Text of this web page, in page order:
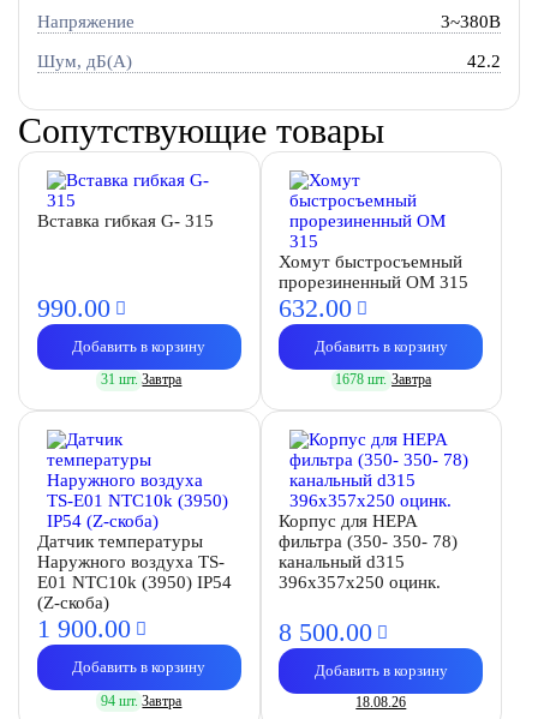
Напряжение 3~380В
Шум, дБ(А) 42.2
Сопутствующие товары
Вставка гибкая G- 315
990.00
Добавить в корзину
31 шт. Завтра
Хомут быстросъемный
прорезиненный OM 315
632.00
Добавить в корзину
1678 шт. Завтра
Датчик температуры
Наружного воздуха TS-
E01 NTC10k (3950) IP54
(Z-скоба)
1 900.00
Добавить в корзину
94 шт. Завтра
Корпус для HEPA
фильтра (350- 350- 78)
канальный d315
396х357х250 оцинк.
8 500.00
Добавить в корзину
18.08.26